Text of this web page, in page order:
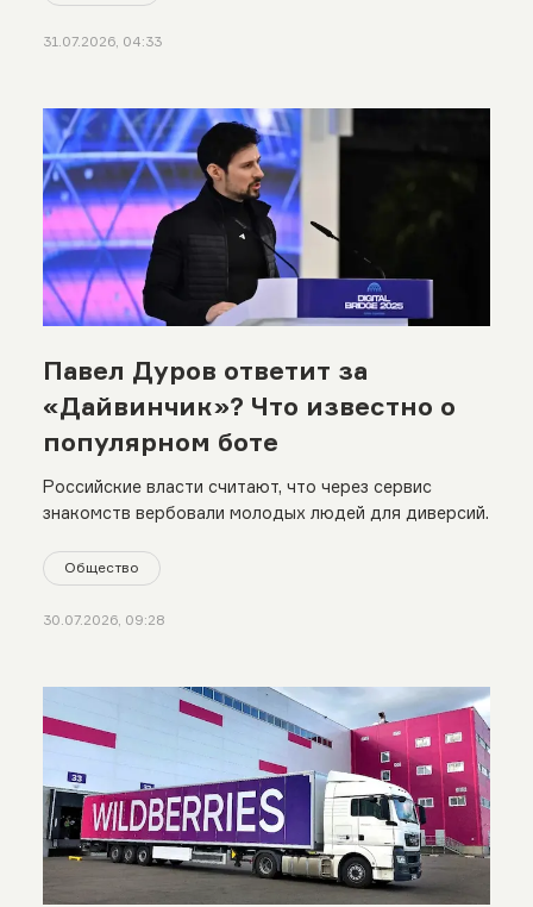
31.07.2026, 04:33
Павел Дуров ответит за
«Дайвинчик»? Что известно о
популярном боте
Российские власти считают, что через сервис
знакомств вербовали молодых людей для диверсий.
Общество
30.07.2026, 09:28